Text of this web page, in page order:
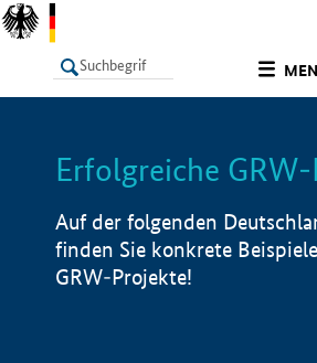
LISTE
Erfolgreiche
Auf der folgenden
finden Sie konkrete
GRW-Projekte!